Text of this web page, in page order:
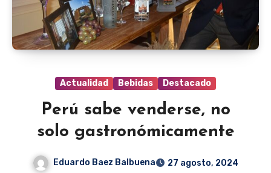
Actualidad Bebidas Destacado
Perú sabe venderse, no
solo gastronómicamente
Eduardo Baez Balbuena
27 agosto, 2024